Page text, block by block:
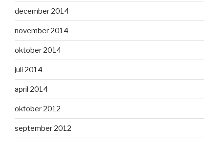
december 2014
november 2014
oktober 2014
juli 2014
april 2014
oktober 2012
september 2012